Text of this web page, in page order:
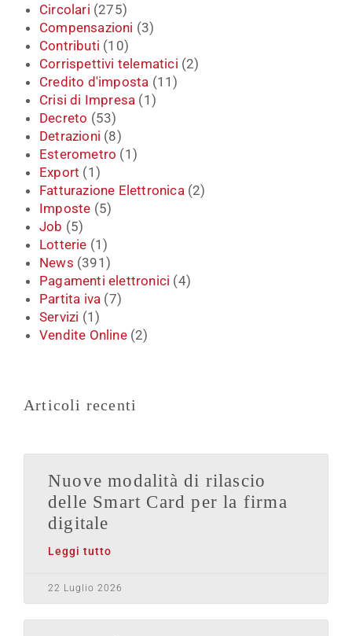
Circolari (275)
Compensazioni (3)
Contributi (10)
Corrispettivi telematici (2)
Credito d'imposta (11)
Crisi di Impresa (1)
Decreto (53)
Detrazioni (8)
Esterometro (1)
Export (1)
Fatturazione Elettronica (2)
Imposte (5)
Job (5)
Lotterie (1)
News (391)
Pagamenti elettronici (4)
Partita iva (7)
Servizi (1)
Vendite Online(2)
Articoli recenti
Nuove modalità di rilascio
delle Smart Card per la firma
digitale
Leggi tutto
22 Luglio 2026